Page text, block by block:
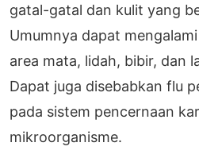
gatal-gatal dan kulit yang
Umumnya dapat
area mata, lidah, bibir, dan
Dapat juga disebabkan flu
pada sistem pencernaan
mikroorganisme.